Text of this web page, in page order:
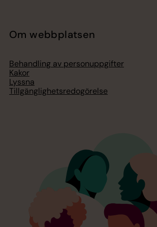
Om webbplatsen
Behandling av personuppgifter
Kakor
Lyssna
Tillgänglighetsredogörelse